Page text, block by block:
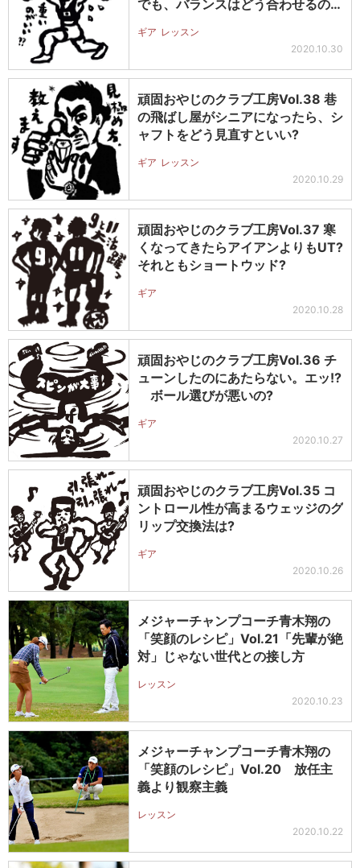
でも、バランスはどう合わせるの…
ギア レッスン
2020.10.30
頑固おやじのクラブ工房Vol.38 巷
の飛ばし屋がシニアになったら、シ
ャフトをどう見直すといい?
ギア レッスン
2020.10.29
頑固おやじのクラブ工房Vol.37 寒
くなってきたらアイアンよりもUT?
それともショートウッド?
ギア
2020.10.28
頑固おやじのクラブ工房Vol.36 チ
ューンしたのにあたらない。エッ!?
ボール選びが悪いの?
ギア
2020.10.27
頑固おやじのクラブ工房Vol.35 コ
ントロール性が高まるウェッジのグ
リップ交換法は?
ギア
2020.10.26
メジャーチャンプコーチ青木翔の
「笑顔のレシピ」Vol.21「先輩が絶
対」じゃない世代との接し方
レッスン
2020.10.23
メジャーチャンプコーチ青木翔の
「笑顔のレシピ」Vol.20 放任主
義より観察主義
レッスン
2020.10.22